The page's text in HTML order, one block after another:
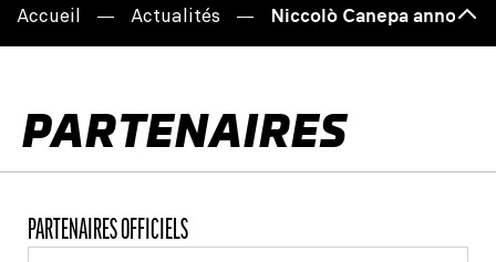
Accueil Actualités Niccolò Canepa
Haut
page
PARTENAIRES
PARTENAIRES OFFICIELS